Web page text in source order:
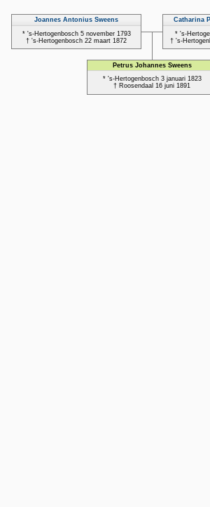
Joannes Antonius Sweens
* 's-Hertogenbosch 5 november 1793
† 's-Hertogenbosch 22 maart 1872
Catharina
* 's-
† 's-
Petrus Johannes Sweens
* 's-Hertogenbosch 3 januari 1823
† Roosendaal 16 juni 1891